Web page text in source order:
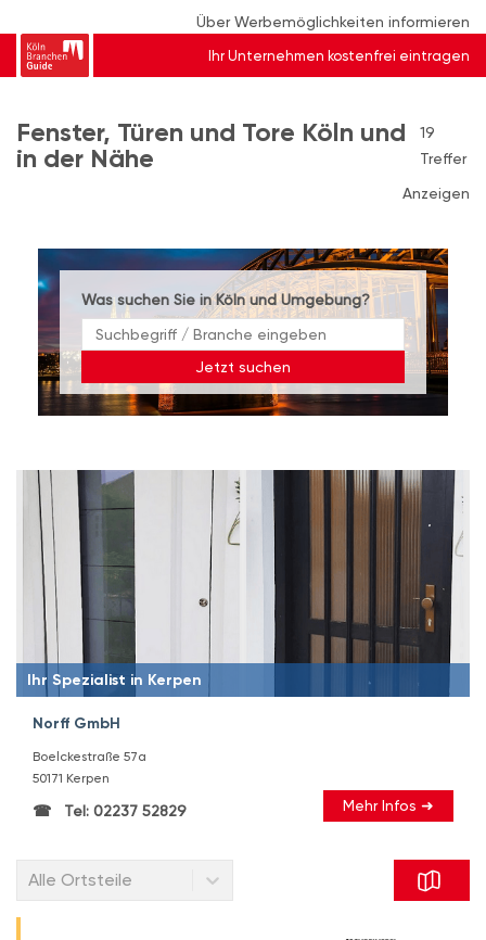
Über Werbemöglichkeiten informieren
Ihr Unternehmen kostenfrei eintragen
Fenster, Türen und Tore Köln und
in der Nähe
19
Treffer
Anzeigen
Was suchen Sie in Köln und Umgebung?
Jetzt suchen
Ihr Spezialist in Kerpen
Norff GmbH
Boelckestraße 57a
50171 Kerpen
Tel: 02237 52829 Mehr Infos ➜
Alle Ortsteile